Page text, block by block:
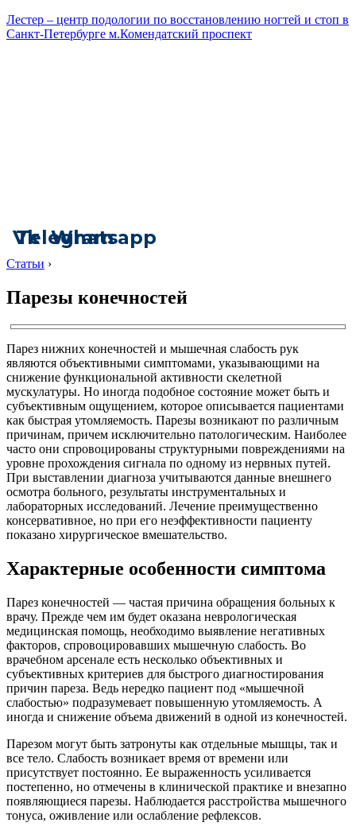
Лестер – центр подологии по восстановлению ногтей и стоп в
Санкт-Петербурге м.Комендатский проспект
Vk
Telegram
Whatsapp
Статьи ›
Парезы конечностей
Парез нижних конечностей и мышечная слабость рук
являются объективными симптомами, указывающими на
снижение функциональной активности скелетной
мускулатуры. Но иногда подобное состояние может быть и
субъективным ощущением, которое описывается пациентами
как быстрая утомляемость. Парезы возникают по различным
причинам, причем исключительно патологическим. Наиболее
часто они спровоцированы структурными повреждениями на
уровне прохождения сигнала по одному из нервных путей.
При выставлении диагноза учитываются данные внешнего
осмотра больного, результаты инструментальных и
лабораторных исследований. Лечение преимущественно
консервативное, но при его неэффективности пациенту
показано хирургическое вмешательство.
Характерные особенности симптома
Парез конечностей — частая причина обращения больных к
врачу. Прежде чем им будет оказана неврологическая
медицинская помощь, необходимо выявление негативных
факторов, спровоцировавших мышечную слабость. Во
врачебном арсенале есть несколько объективных и
субъективных критериев для быстрого диагностирования
причин пареза. Ведь нередко пациент под «мышечной
слабостью» подразумевает повышенную утомляемость. А
иногда и снижение объема движений в одной из конечностей.
Парезом могут быть затронуты как отдельные мышцы, так и
все тело. Слабость возникает время от времени или
присутствует постоянно. Ее выраженность усиливается
постепенно, но отмечены в клинической практике и внезапно
появляющиеся парезы. Наблюдается расстройства мышечного
тонуса, оживление или ослабление рефлексов.